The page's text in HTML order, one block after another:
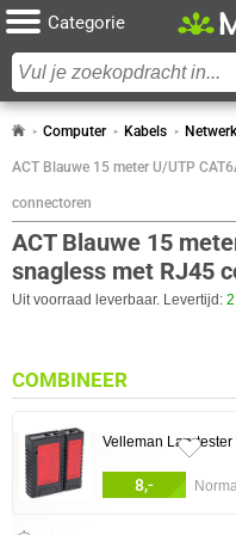
Categorie
Computer Kabels
ACT Blauwe 15 meter U/UTP
connectoren
ACT Blauwe 15
snagless met RJ45
Uit voorraad leverbaar. Levertijd:
COMBINEER
Velleman Lan-
8,-